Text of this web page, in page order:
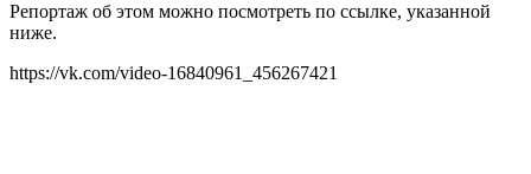
Репортаж об этом можно посмотреть по ссылке, указанной
ниже.
https://vk.com/video-16840961_456267421